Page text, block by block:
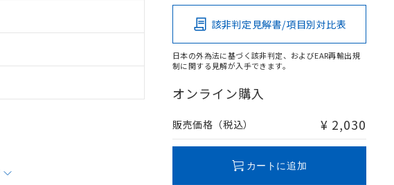
該非判定見解書/項目別対比表
日本の外為法に基づく該非判定、およびEAR再輸出規
制に関する見解が入手できます。
オンライン購入
販売価格（税込） ¥ 2,030
カートに追加